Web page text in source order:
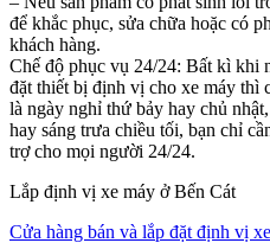
để khắc phục, sửa chữa hoặc có
khách hàng.
Chế độ phục vụ 24/24: Bất kì khi
đặt thiết bị định vị cho xe máy thì
là ngày nghỉ thứ bảy hay chủ
hay sáng trưa chiều tối, bạn chỉ
trợ cho mọi người 24/24.
Lắp định vị xe máy ở Bến Cát
Cửa hàng bán và lắp đặt định vị